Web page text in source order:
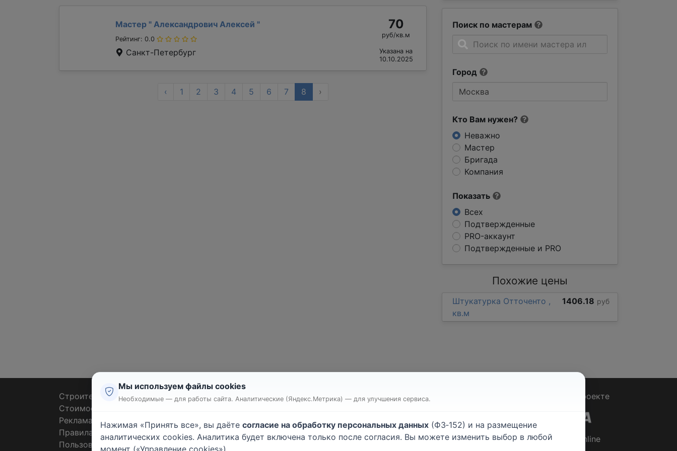
Поиск по мастерам
Город
Кто Вам нужен?
Неважно
Мастер
Бригада
Компания
Показать
Всех
Подтвержденные
PRO-аккаунт
Подтвержденные и PRO
Мастер " Александрович Алексей "
Рейтинг: 0.0
Санкт-Петербург
70
руб/кв.м
Указана на
10.10.2025
‹ 1 2 3 4 5 6 7 8 ›
Похожие цены
Штукатурка Отточенто ,
кв.м
1406.18 руб
Строительные тендеры
Стоимость работ
Реклама
Правила
Пользовательское соглашение
Ремонт квартиры или комнаты
Строительство дома
Штукатурные работы
Монтаж гипсокартона
Поклейка обоев
Напольные покрытия
Потолки
О проекте
© 2026Rabotniki.online
Мы используем файлы cookies
Необходимые — для работы сайта. Аналитические (Яндекс.Метрика) — для улучшения сервиса.
Нажимая «Принять все», вы даёте согласие на обработку персональных данных (ФЗ‑152) и на размещение
аналитических cookies. Аналитика будет включена только после согласия. Вы можете изменить выбор в любой